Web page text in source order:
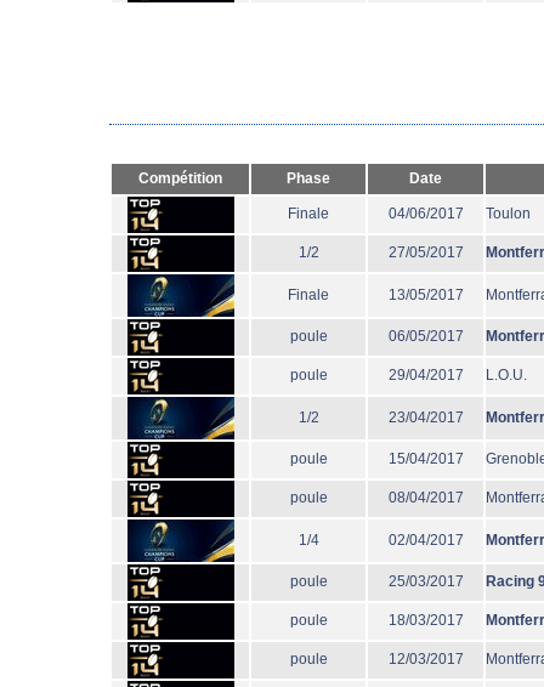
Compétition Phase Date
Finale 04/06/2017 Toulon
1/2 27/05/2017
Finale 13/05/2017
poule 06/05/2017
poule 29/04/2017 L.O.U.
1/2 23/04/2017
poule 15/04/2017
poule 08/04/2017
1/4 02/04/2017
poule 25/03/2017 Racing
poule 18/03/2017
poule 12/03/2017